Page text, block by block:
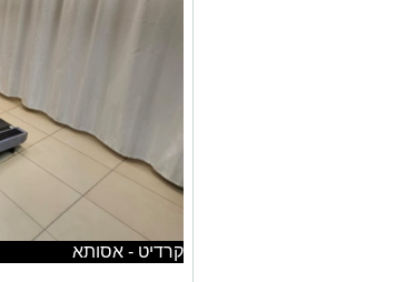
קרדיט - אסותא